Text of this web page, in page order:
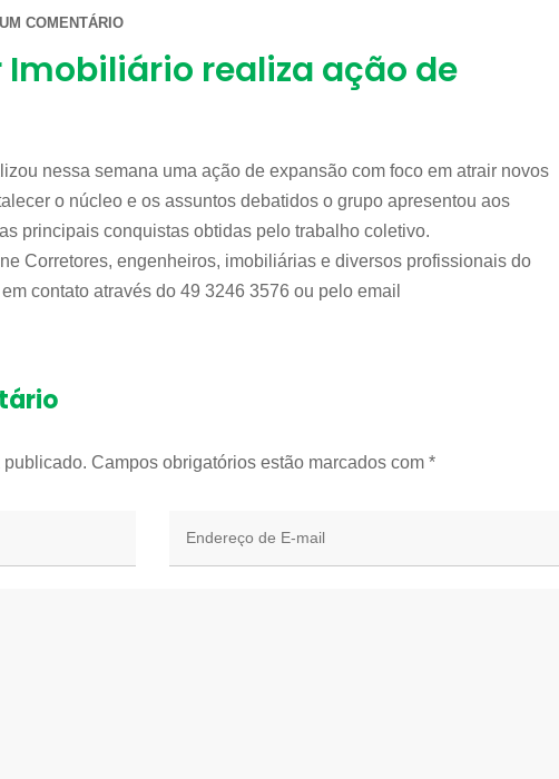
COMENTÁRIO
Imobiliário realiza ação de
nessa semana uma ação de expansão com foco em atrair novos
o núcleo e os assuntos debatidos o grupo apresentou aos
principais conquistas obtidas pelo trabalho coletivo.
Corretores, engenheiros, imobiliárias e diversos profissionais do
contato através do 49 3246 3576 ou pelo email
Campos obrigatórios estão marcados com *